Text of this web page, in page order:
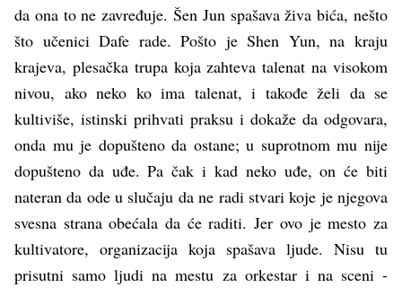
da ona to ne zavređuje. Šen Jun spašava živa bića, nešto
što učenici Dafe rade. Pošto je Shen Yun, na kraju
krajeva, plesačka trupa koja zahteva talenat na visokom
nivou, ako neko ko ima talenat, i takođe želi da se
kultiviše, istinski prihvati praksu i dokaže da odgovara,
onda mu je dopušteno da ostane; u suprotnom mu nije
dopušteno da uđe. Pa čak i kad neko uđe, on će biti
nateran da ode u slučaju da ne radi stvari koje je njegova
svesna strana obećala da će raditi. Jer ovo je mesto za
kultivatore, organizacija koja spašava ljude. Nisu tu
prisutni samo ljudi na mestu za orkestar i na sceni -